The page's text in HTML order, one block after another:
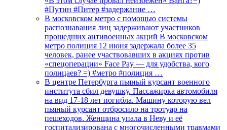
#Путин #Питер #задержание …
В московском метро с помощью системы
распознавания лиц задерживают участников
прошедших антивоенных акций В московском
метро полиция 12 июня задержала более 35
человек, ранее участвовавших в акциях против
«спецоперации» Face Pay — для удобства, кого
полицаев? =) #метро #полиция …
В центре Петербурга пьяный курсант военного
института сбил девушку. Пассажирка автомобиля
на вид 17-18 лет погибла. Машину которую вел
пьяный курсант отбросило на тротуар на
пешеходов. Женщина упала в Неву и её
госпитализирована с многочисленными травмами